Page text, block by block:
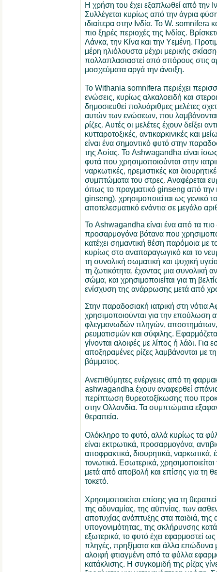
Η χρήση του έχει εξαπλωθεί από την
Συλλέγεται κυρίως από την άγρια φύση
ιδιαίτερα στην Ινδία. Το W. somnifera
πιο ξηρές περιοχές της Ινδίας.
Λάνκα, την Κίνα και την Υεμένη.
μέρη ηλιόλουστα μέχρι μερικής
πολλαπλασιαστεί από σπόρους στις
μοσχεύματα αργά την άνοιξη.
Το Withania somnifera περιέχει
ενώσεις, κυρίως αλκαλοειδή και
δημοσιευθεί πολυάριθμες μελέτες
αυτών των ενώσεων, που
ρίζες. Αυτές οι μελέτες έχουν δείξει
κυτταροτοξικές, αντικαρκινικές και
είναι ένα σημαντικό φυτό στην
της Ασίας. Το Ashwagandha είναι
φυτά που χρησιμοποιούνται στην
ναρκωτικές, ηρεμιστικές και
συμπτώματα του στρες. Αναφέρεται
όπως το πραγματικό ginseng από την
ginseng), χρησιμοποιείται ως γενικό
αποτελεσματικό ενάντια σε μεγάλο
Το Ashwagandha είναι ένα από τα πιο
προσαρμογόνα βότανα που
κατέχει σημαντική θέση παρόμοια με
κυρίως στο αναπαραγωγικό και το
τη συνολική σωματική και ψυχική
τη ζωτικότητα, έχοντας μια συνολική
σώμα, και χρησιμοποιείται για τη
ενίσχυση της ανάρρωσης μετά από
Στην παραδοσιακή ιατρική στη νότια
χρησιμοποιούνται για την επούλωση
φλεγμονωδών πληγών,
ρευματισμών και σύφιλης.
γίνονται αλοιφές με λίπος ή λάδι. Για
αποξηραμένες ρίζες λαμβάνονται με
βάμματος.
Ανεπιθύμητες ενέργειες από τη
ashwagandha έχουν αναφερθεί
περίπτωση θυρεοτοξίκωσης που
στην Ολλανδία. Τα συμπτώματα
θεραπεία.
Ολόκληρο το φυτό, αλλά κυρίως τα
είναι εκτρωτικά, προσαρμογόνα,
αποφρακτικά, διουρητικά, ναρκωτικά,
τονωτικά. Εσωτερικά,
μετά από αποβολή και επίσης για τη
τοκετό.
Χρησιμοποιείται επίσης για τη
της αδυναμίας, της αϋπνίας, των
αποτυχίας ανάπτυξης στα παιδιά, της
υπογονιμότητας, της σκλήρυνσης
εξωτερικά, το φυτό έχει εφαρμοστεί
πληγές, πρηξίματα και άλλα
αλοιφή φτιαγμένη από τα φύλλα
κατάκλισης. Η συγκομιδή της ρίζας